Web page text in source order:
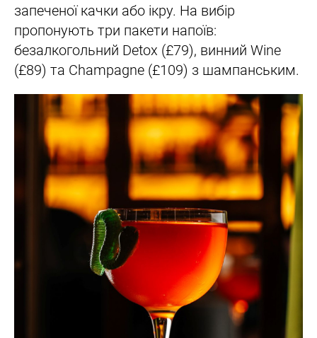
запеченої качки або ікру. На вибір
пропонують три пакети напоїв:
безалкогольний Detox (£79), винний Wine
(£89) та Champagne (£109) з шампанським.